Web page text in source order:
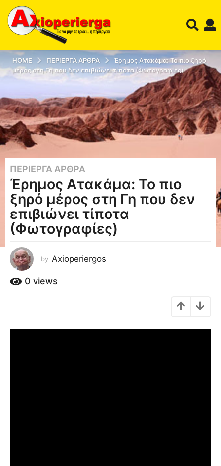
HOME ΠΕΡΊΕΡΓΑ ΆΡΘΡΑ
Έρημος Ατακάμα: Το πιο ξηρό
μέρος στη Γη που δεν επιβιώνει τίποτα (Φωτογραφίες)
1
2
έ
τ
η
a
o
1
1
έ
ΠΕΡΊΕΡΓΑ ΆΡΘΡΑ
Έρημος Ατακάμα: Το πιο
ξηρό μέρος στη Γη που δεν
επιβιώνει τίποτα
(Φωτογραφίες)
by Axioperiergos
0 views